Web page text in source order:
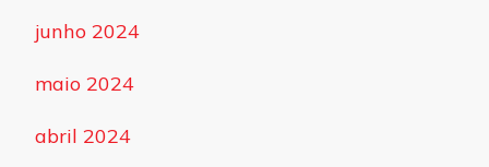
junho 2024
maio 2024
abril 2024